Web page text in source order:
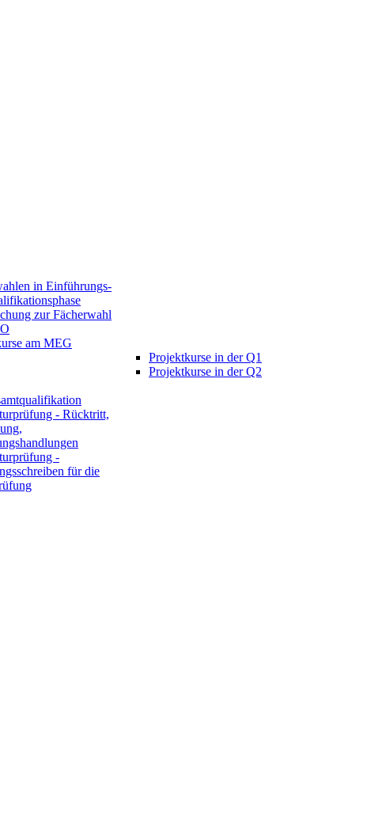
in Einführungs-
zur Fächerwahl
am MEG
Projektkurse in der Q1
Projektkurse in der Q2
- Rücktritt,
-
für die